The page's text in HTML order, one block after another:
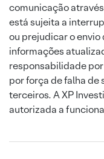
comunicação
está sujeita a
ou prejudicar o envio
informações
responsabilidade
por força de falha
terceiros. A XP
autorizada a